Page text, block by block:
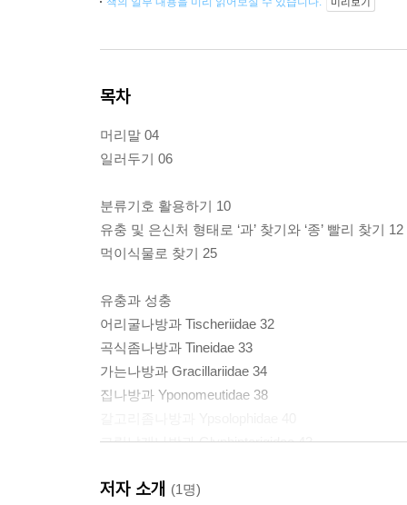
목차
머리말 04
일러두기 06
분류기호 활용하기 10
유충 및 은신처 형태로 ‘과’ 찾기와 ‘종’ 빨리 찾기 12
먹이식물로 찾기 25
유충과 성충
어리굴나방과 Tischeriidae 32
곡식좀나방과 Tineidae 33
가는나방과 Gracillariidae 34
집나방과 Yponomeutidae 38
그림날개나방과 Glyphipterigidae 43
암작은날개나방과 Chimabachidae 53
저자 소개 (1명)